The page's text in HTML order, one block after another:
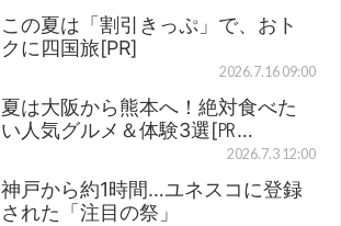
この夏は「割引きっぷ」で、おト
クに四国旅[PR]
2026.7.16 09:00
夏は大阪から熊本へ！絶対食べた
い人気グルメ＆体験3選[㏚…
2026.7.3 12:00
神戸から約1時間…ユネスコに登録
された「注目の祭」